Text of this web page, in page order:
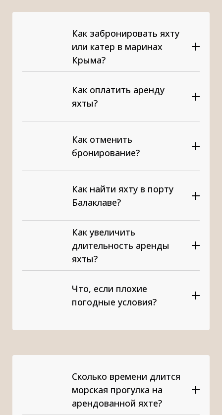
Как забронировать яхту
или катер в маринах
Крыма?
Whatsapp
599-01
Как оплатить аренду
яхты?
Как отменить
бронирование?
599-01
Как найти яхту в порту
Балаклаве?
Whatsapp
Как увеличить
длительность аренды
яхты?
Что, если плохие
погодные условия?
Сколько времени длится
морская прогулка на
арендованной яхте?